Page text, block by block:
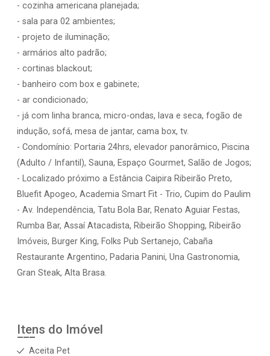
- cozinha americana planejada;
- sala para 02 ambientes;
- projeto de iluminação;
- armários alto padrão;
- cortinas blackout;
- banheiro com box e gabinete;
- ar condicionado;
- já com linha branca, micro-ondas, lava e seca, fogão de
indução, sofá, mesa de jantar, cama box, tv.
- Condomínio: Portaria 24hrs, elevador panorâmico, Piscina
(Adulto / Infantil), Sauna, Espaço Gourmet, Salão de Jogos;
- Localizado próximo a Estância Caipira Ribeirão Preto,
Bluefit Apogeo, Academia Smart Fit - Trio, Cupim do Paulim
- Av. Independência, Tatu Bola Bar, Renato Aguiar Festas,
Rumba Bar, Assaí Atacadista, Ribeirão Shopping, Ribeirão
Imóveis, Burger King, Folks Pub Sertanejo, Cabaña
Restaurante Argentino, Padaria Panini, Una Gastronomia,
Gran Steak, Alta Brasa.
Itens do Imóvel
Aceita Pet